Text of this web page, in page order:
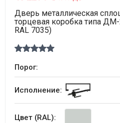
Дверь металлическая
торцевая коробка типа
RAL 7035)
Порог:
Исполнение:
Цвет (RAL):